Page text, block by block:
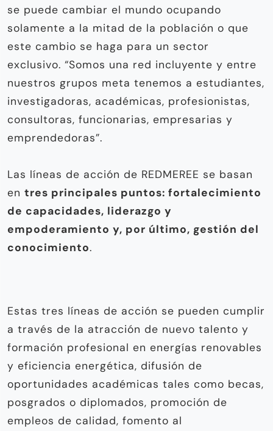
se puede cambiar el mundo ocupando
solamente a la mitad de la población o que
este cambio se haga para un sector
exclusivo. “Somos una red incluyente y entre
nuestros grupos meta tenemos a estudiantes,
investigadoras, académicas, profesionistas,
consultoras, funcionarias, empresarias y
emprendedoras”.
Las líneas de acción de REDMEREE se basan
en tres principales puntos: fortalecimiento
de capacidades, liderazgo y
empoderamiento y, por último, gestión del
conocimiento.
Estas tres líneas de acción se pueden cumplir
a través de la atracción de nuevo talento y
formación profesional en energías renovables
y eficiencia energética, difusión de
oportunidades académicas tales como becas,
posgrados o diplomados, promoción de
empleos de calidad, fomento al